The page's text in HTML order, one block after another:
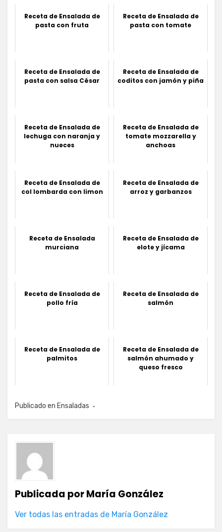
Receta de Ensalada de
pasta con fruta
Receta de Ensalada de
pasta con tomate
Receta de Ensalada de
pasta con salsa César
Receta de Ensalada de
coditos con jamón y piña
Receta de Ensalada de
lechuga con naranja y
nueces
Receta de Ensalada de
tomate mozzarella y
anchoas
Receta de Ensalada de
col lombarda con limon
Receta de Ensalada de
arroz y garbanzos
Receta de Ensalada
murciana
Receta de Ensalada de
elote y jícama
Receta de Ensalada de
pollo fría
Receta de Ensalada de
salmón
Receta de Ensalada de
palmitos
Receta de Ensalada de
salmón ahumado y
queso fresco
Publicado en Ensaladas
Publicada porMaría González
Ver todas las entradas de María González